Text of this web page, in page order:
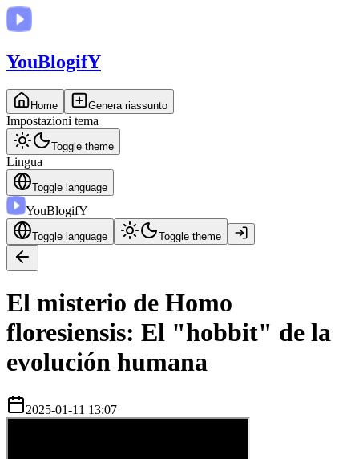
YouBlogifY
Home Genera riassunto
Impostazioni tema
Toggle theme
Lingua
Toggle language
YouBlogifY
Toggle language Toggle theme
El misterio de Homo
floresiensis: El "hobbit" de la
evolución humana
2025-01-11 13:07